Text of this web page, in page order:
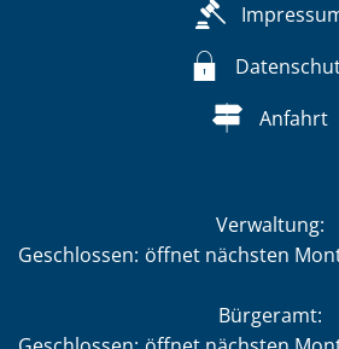
Anfahrt
Verwaltung:
Klicken, um weitere Öffnungs-
Geschlossen: öffnet nächsten
Bürgeramt: